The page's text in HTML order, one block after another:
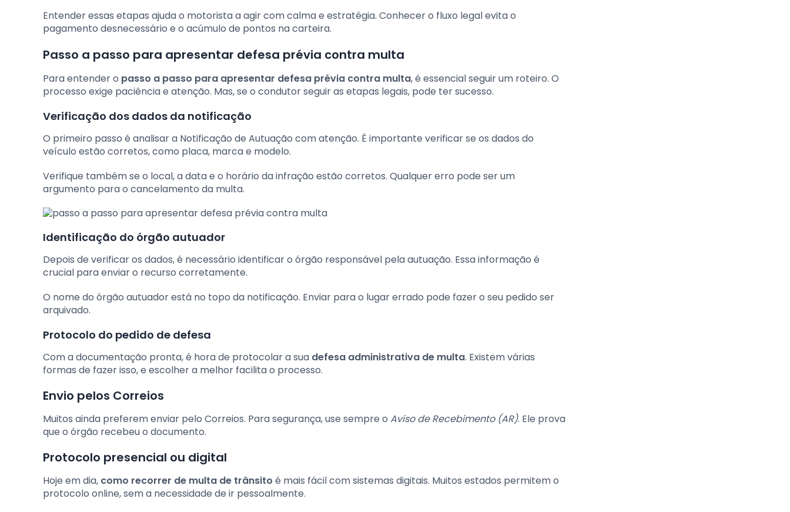
Entender essas etapas ajuda o motorista a agir com calma e estratégia. Conhecer o fluxo legal evita o
pagamento desnecessário e o acúmulo de pontos na carteira.
Passo a passo para apresentar defesa prévia contra multa
Para entender o passo a passo para apresentar defesa prévia contra multa, é essencial seguir um roteiro. O
processo exige paciência e atenção. Mas, se o condutor seguir as etapas legais, pode ter sucesso.
Verificação dos dados da notificação
O primeiro passo é analisar a Notificação de Autuação com atenção. É importante verificar se os dados do
veículo estão corretos, como placa, marca e modelo.
Verifique também se o local, a data e o horário da infração estão corretos. Qualquer erro pode ser um
argumento para o cancelamento da multa.
Identificação do órgão autuador
Depois de verificar os dados, é necessário identificar o órgão responsável pela autuação. Essa informação é
crucial para enviar o recurso corretamente.
O nome do órgão autuador está no topo da notificação. Enviar para o lugar errado pode fazer o seu pedido ser
arquivado.
Protocolo do pedido de defesa
Com a documentação pronta, é hora de protocolar a sua defesa administrativa de multa. Existem várias
formas de fazer isso, e escolher a melhor facilita o processo.
Envio pelos Correios
Muitos ainda preferem enviar pelo Correios. Para segurança, use sempre o Aviso de Recebimento (AR). Ele prova
que o órgão recebeu o documento.
Protocolo presencial ou digital
Hoje em dia, como recorrer de multa de trânsito é mais fácil com sistemas digitais. Muitos estados permitem o
protocolo online, sem a necessidade de ir pessoalmente.